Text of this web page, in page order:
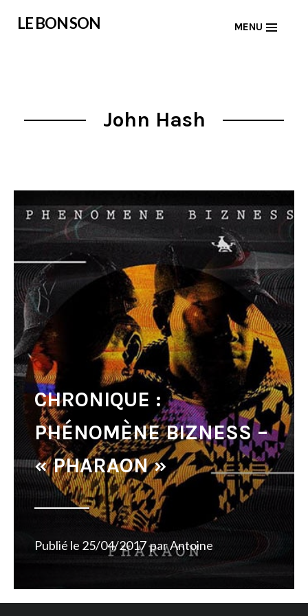
LE BON SON MENU
John Hash
CHRONIQUE :
PHÉNOMÈNE BIZNESS –
« PHARAON »
Publié le 25/04/2017 parAntoine